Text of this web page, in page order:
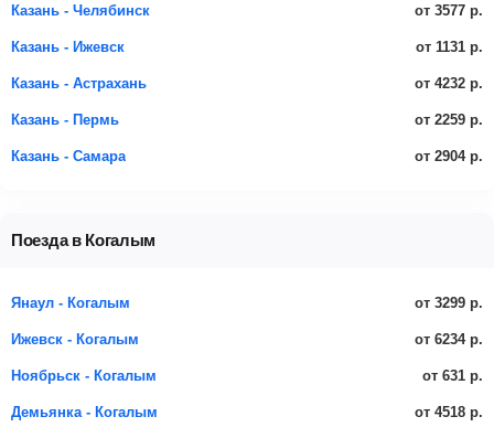
Казань - Челябинск от 3577 р.
Казань - Ижевск от 1131 р.
Казань - Астрахань от 4232 р.
Казань - Пермь от 2259 р.
Казань - Самара от 2904 р.
Поезда в Когалым
Янаул - Когалым от 3299 р.
Ижевск - Когалым от 6234 р.
Ноябрьск - Когалым от 631 р.
Демьянка - Когалым от 4518 р.